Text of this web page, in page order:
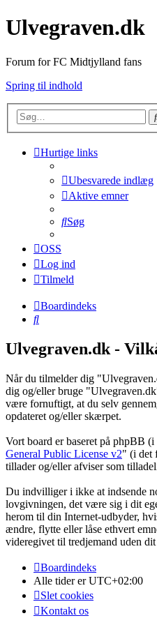
Ulvegraven.dk
Forum for FC Midtjylland fans
Spring til indhold
Hurtige links
Ubesvarede indlæg
Aktive emner
Søg
OSS
Log ind
Tilmeld
Boardindeks
Søg
Ulvegraven.dk -
Når du tilmelder dig
dig og/eller bruge
være fornuftigt, at du selv
opdateret og/eller skærpet.
Vort board er baseret på phpBB
General Public License v2" (i det
tillader og/eller afviser som
Du indvilliger i ikke at indsende
lovgivningen, det være sig i dit
herom til din Internet-udbyder,
ændre, flytte eller låse ethvert
videregivet til tredjemand uden
Boardindeks
Alle tider erUTC+02:00
Slet cookies
Kontakt os